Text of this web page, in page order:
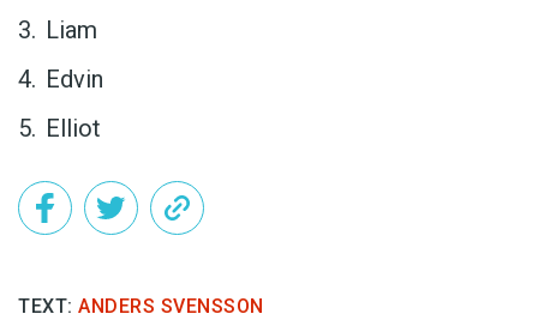
Liam
Edvin
Elliot
TEXT: ANDERS SVENSSON